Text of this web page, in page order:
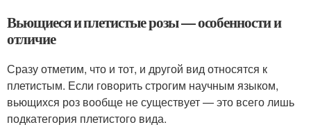
Вьющиеся и плетистые розы — особенности и
отличие
Сразу отметим, что и тот, и другой вид относятся к
плетистым. Если говорить строгим научным языком,
вьющихся роз вообще не существует — это всего лишь
подкатегория плетистого вида.